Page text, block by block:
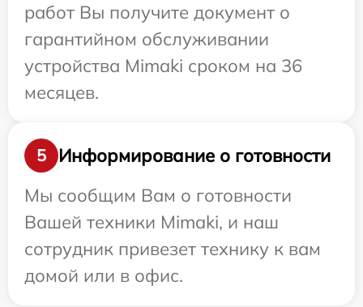
работ Вы получите документ о
гарантийном обслуживании
устройства Mimaki сроком на 36
месяцев.
5
Информирование о готовности
Мы сообщим Вам о готовности
Вашей техники Mimaki, и наш
сотрудник привезет технику к вам
домой или в офис.